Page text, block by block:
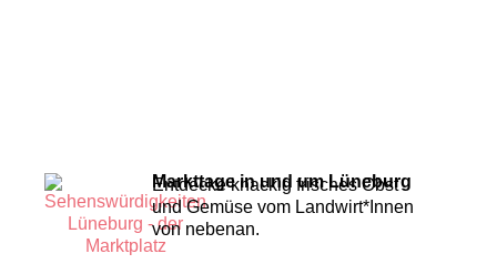
Markttage in und um Lüneburg
Entdecke knackig frisches Obst
und Gemüse vom Landwirt*Innen
von nebenan.